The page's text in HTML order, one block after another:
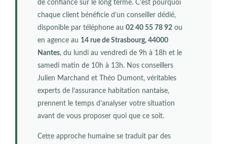
de confiance sur le long terme. C’est pourquoi
chaque client bénéficie d’un conseiller dédié,
disponible par téléphone au02 40 55 78 92 ou
en agence au 14 rue de Strasbourg, 44000
Nantes, du lundi au vendredi de 9h à 18h et le
samedi matin de 10h à 13h. Nos conseillers
Julien Marchand et Théo Dumont, véritables
experts de l’assurance habitation nantaise,
prennent le temps d’analyser votre situation
avant de vous proposer quoi que ce soit.
Cette approche humaine se traduit par des